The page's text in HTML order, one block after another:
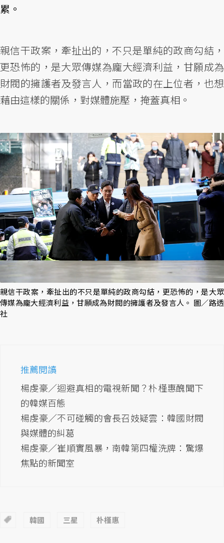
累。
親信干政案，牽扯出的，不只是單純的政商勾結，
更恐怖的，是大眾傳媒為龐大經濟利益，甘願成為
財閥的擁護者及發言人，而當政的在上位者，也想
藉由這樣的關係，對媒體施壓，掩蓋真相。
親信干政案，牽扯出的不只是單純的政商勾結，更恐怖的，是大眾
傳媒為龐大經濟利益，甘願成為財閥的擁護者及發言人。 圖／路透
社
推薦閱讀
楊虔豪／迴避真相的電視新聞？朴槿惠醜聞下
的韓媒百態
楊虔豪／不可碰觸的會長召妓疑雲：韓國財閥
與媒體的糾葛
楊虔豪／崔順實風暴，南韓第四權洗牌：驚爆
焦點的新聞室
韓國 三星 朴槿惠